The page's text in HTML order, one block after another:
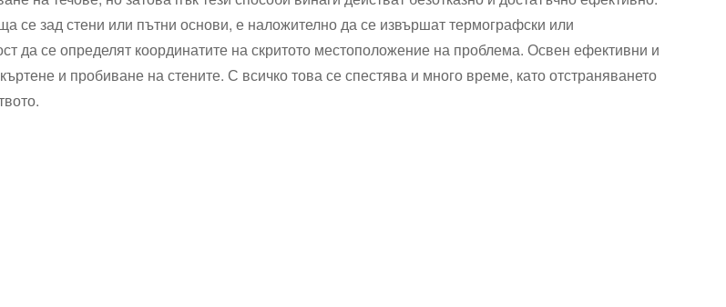
се зад стени или пътни основи, е наложително да се извършат термографски или
да се определят координатите на скритото местоположение на проблема. Освен ефективни и
и пробиване на стените. С всичко това се спестява и много време, като отстраняването